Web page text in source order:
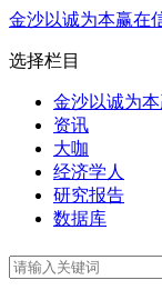
金沙以诚为本赢在
选择栏目
金沙以诚为
资讯
大咖
经济学人
研究报告
数据库